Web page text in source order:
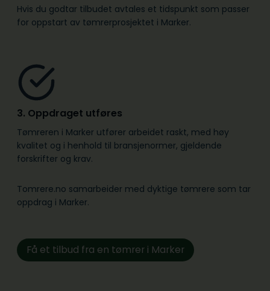
Hvis du godtar tilbudet avtales et tidspunkt som passer
for oppstart av tømrerprosjektet i Marker.
3. Oppdraget utføres
Tømreren i Marker utfører arbeidet raskt, med høy
kvalitet og i henhold til bransje­normer, gjeldende
forskrifter og krav.
Tomrere.no samarbeider med dyktige tømrere som tar
oppdrag i Marker.
Få et tilbud fra en tømrer i Marker